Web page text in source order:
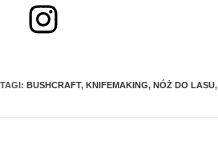
TAGI: BUSHCRAFT, KNIFEMAKING, NÓŻ DO LASU,